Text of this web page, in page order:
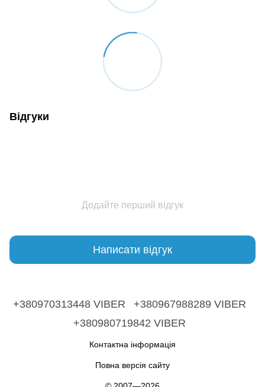
Відгуки
Додайте перший відгук
Написати відгук
+380970313448 VIBER
+380967988289 VIBER
+380980719842 VIBER
Контактна інформація
Повна версія сайту